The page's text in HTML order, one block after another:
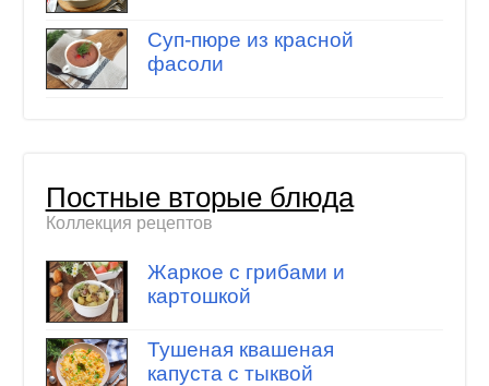
Суп-пюре из красной
фасоли
Постные вторые блюда
Коллекция рецептов
Жаркое с грибами и
картошкой
Тушеная квашеная
капуста с тыквой